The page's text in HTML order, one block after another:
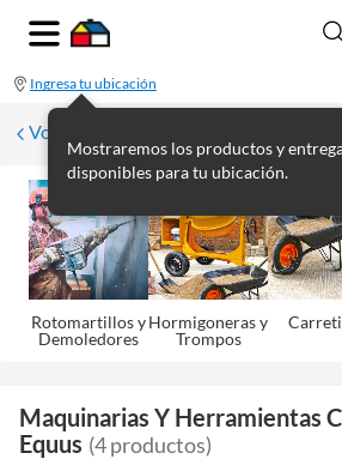
Ingresa tu ubicación
Mostraremos los productos y
disponibles para tu ubicación.
Volver
Rotomartillos y
Demoledores
Hormigoneras y
Trompos
Maquinarias Y Herramientas
Equus (4productos)